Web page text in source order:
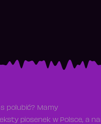
polubić? Mamy
piosenek w Polsce, a